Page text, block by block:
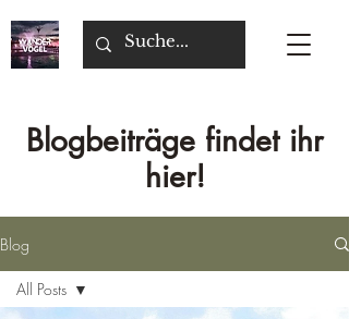
Blogbeiträge findet ihr
hier!
Blog
All Posts